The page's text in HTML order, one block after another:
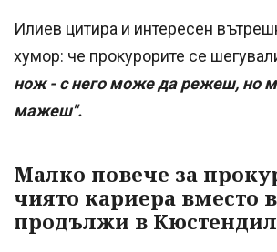
Илиев цитира и интересен
хумор: че прокурорите се
нож - с него може да режеш, но
мажеш".
Малко повече за
чиято кариера вместо
продължи в Кюстендил